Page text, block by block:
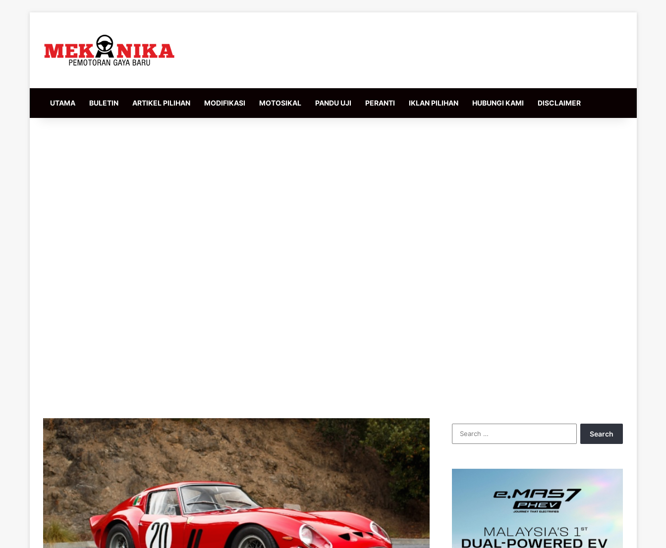
UTAMA BULETIN ARTIKEL PILIHAN MODIFIKASI MOTOSIKAL PANDU UJI PERANTI IKLAN PILIHAN HUBUNGI KAMI DISCLAIMER